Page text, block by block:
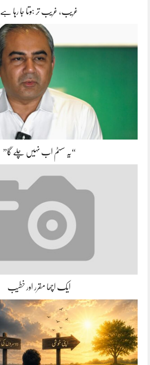
غریب، غریب تر ہوتا جا رہا ہے
“یہ سسٹم اب نہیں چلے گا”
ایک اچھا مقرر اور خطیب